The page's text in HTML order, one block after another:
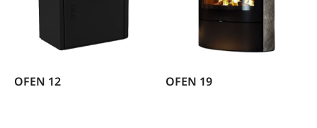
OFEN 12 OFEN 19